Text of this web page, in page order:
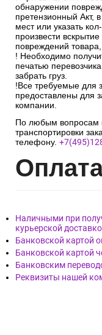
обнаружении
претензионный Акт,
мест или указать
произвести
повреждений
! Необходимо
печатью
забрать груз.
!Все требуемые для
предоставлены для
компании.
По любым вопросам
транспортировки
телефону.
Опл
Наличными при
курьерской
Банковской картой
Банковской картой
Банковским
Реквизиты нашей